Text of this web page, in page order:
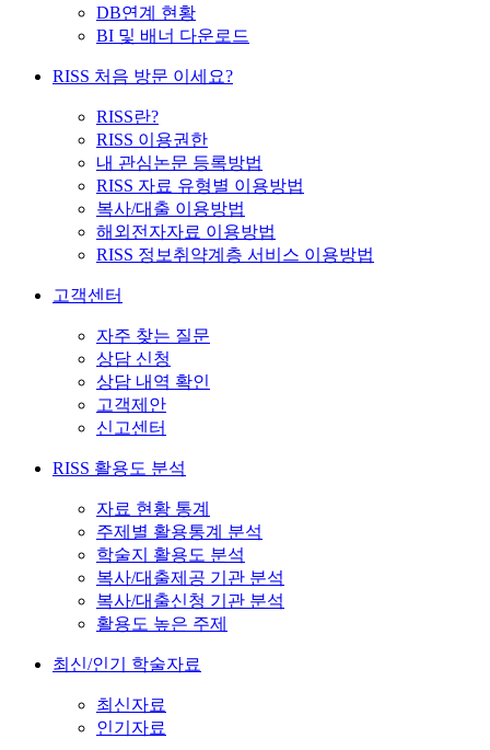
DB연계 현황
BI 및 배너 다운로드
RISS 처음 방문 이세요?
RISS란?
RISS 이용권한
내 관심논문 등록방법
RISS 자료 유형별 이용방법
복사/대출 이용방법
해외전자자료 이용방법
RISS 정보취약계층 서비스 이용방법
고객센터
자주 찾는 질문
상담 신청
상담 내역 확인
고객제안
신고센터
RISS 활용도 분석
자료 현황 통계
주제별 활용통계 분석
학술지 활용도 분석
복사/대출제공 기관 분석
복사/대출신청 기관 분석
활용도 높은 주제
최신/인기 학술자료
최신자료
인기자료